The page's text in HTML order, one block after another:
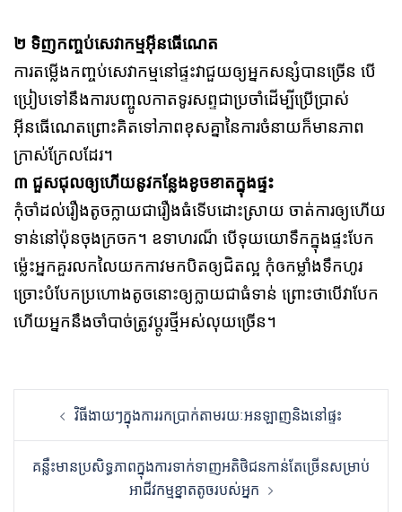
២ ទិញកញ្ចប់សេវាកម្មអ៊ីនធើណេត
ការតម្លើងកញ្ចប់សេវាកម្មនៅផ្ទះវាជួយឲ្យអ្នកសន្សំបានច្រើន បើ
ប្រៀបទៅនឹងការបញ្ចូលកាតទូរសព្ទជាប្រចាំដើម្បីប្រើប្រាស់
អ៊ីនធើណេតព្រោះគិតទៅភាពខុសគ្នានៃការចំនាយក៏មានភាព
ក្រាស់ក្រែលដែរ។
៣ ជួសជុលឲ្យហើយនូវកន្លែងខូចខាតក្នុងផ្ទះ
កុំចាំដល់រឿងតូចក្លាយជារឿងធំទើបដោះស្រាយ ចាត់ការឲ្យហើយ
ទាន់នៅប៉ុនចុងក្រចក។ ឧទាហរណ៏ បើទុយយោទឹកក្នុងផ្ទះបែក
ម្ល៉េះអ្នកគួរលកលៃយកកាវមកបិតឲ្យជិតល្អ កុំឲកម្លាំងទឹកហូរ
ច្រោះបំបែកប្រហោងតូចនោះឲ្យក្លាយជាធំទាន់ ព្រោះថាបើវាបែក
ហើយអ្នកនឹងចាំបាច់ត្រូវប្ដូរថ្មីអស់លុយច្រើន។
navigationវិធីងាយៗក្នុងការរកប្រាក់តាមរយៈអនឡាញនិងនៅផ្ទះ
គន្លឺះមានប្រសិទ្ធភាពក្នុងការទាក់ទាញអតិថិជនកាន់តែច្រើនសម្រាប់
អាជីវកម្មខ្នាតតូចរបស់អ្នក